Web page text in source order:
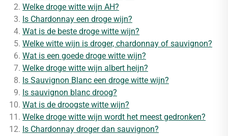
Welke droge witte wijn AH?
Is Chardonnay een droge wijn?
Wat is de beste droge witte wijn?
Welke witte wijn is droger, chardonnay of sauvignon?
Wat is een goede droge witte wijn?
Welke droge witte wijn albert heijn?
Is Sauvignon Blanc een droge witte wijn?
Is sauvignon blanc droog?
Wat is de droogste witte wijn?
Welke droge witte wijn wordt het meest gedronken?
Is Chardonnay droger dan sauvignon?